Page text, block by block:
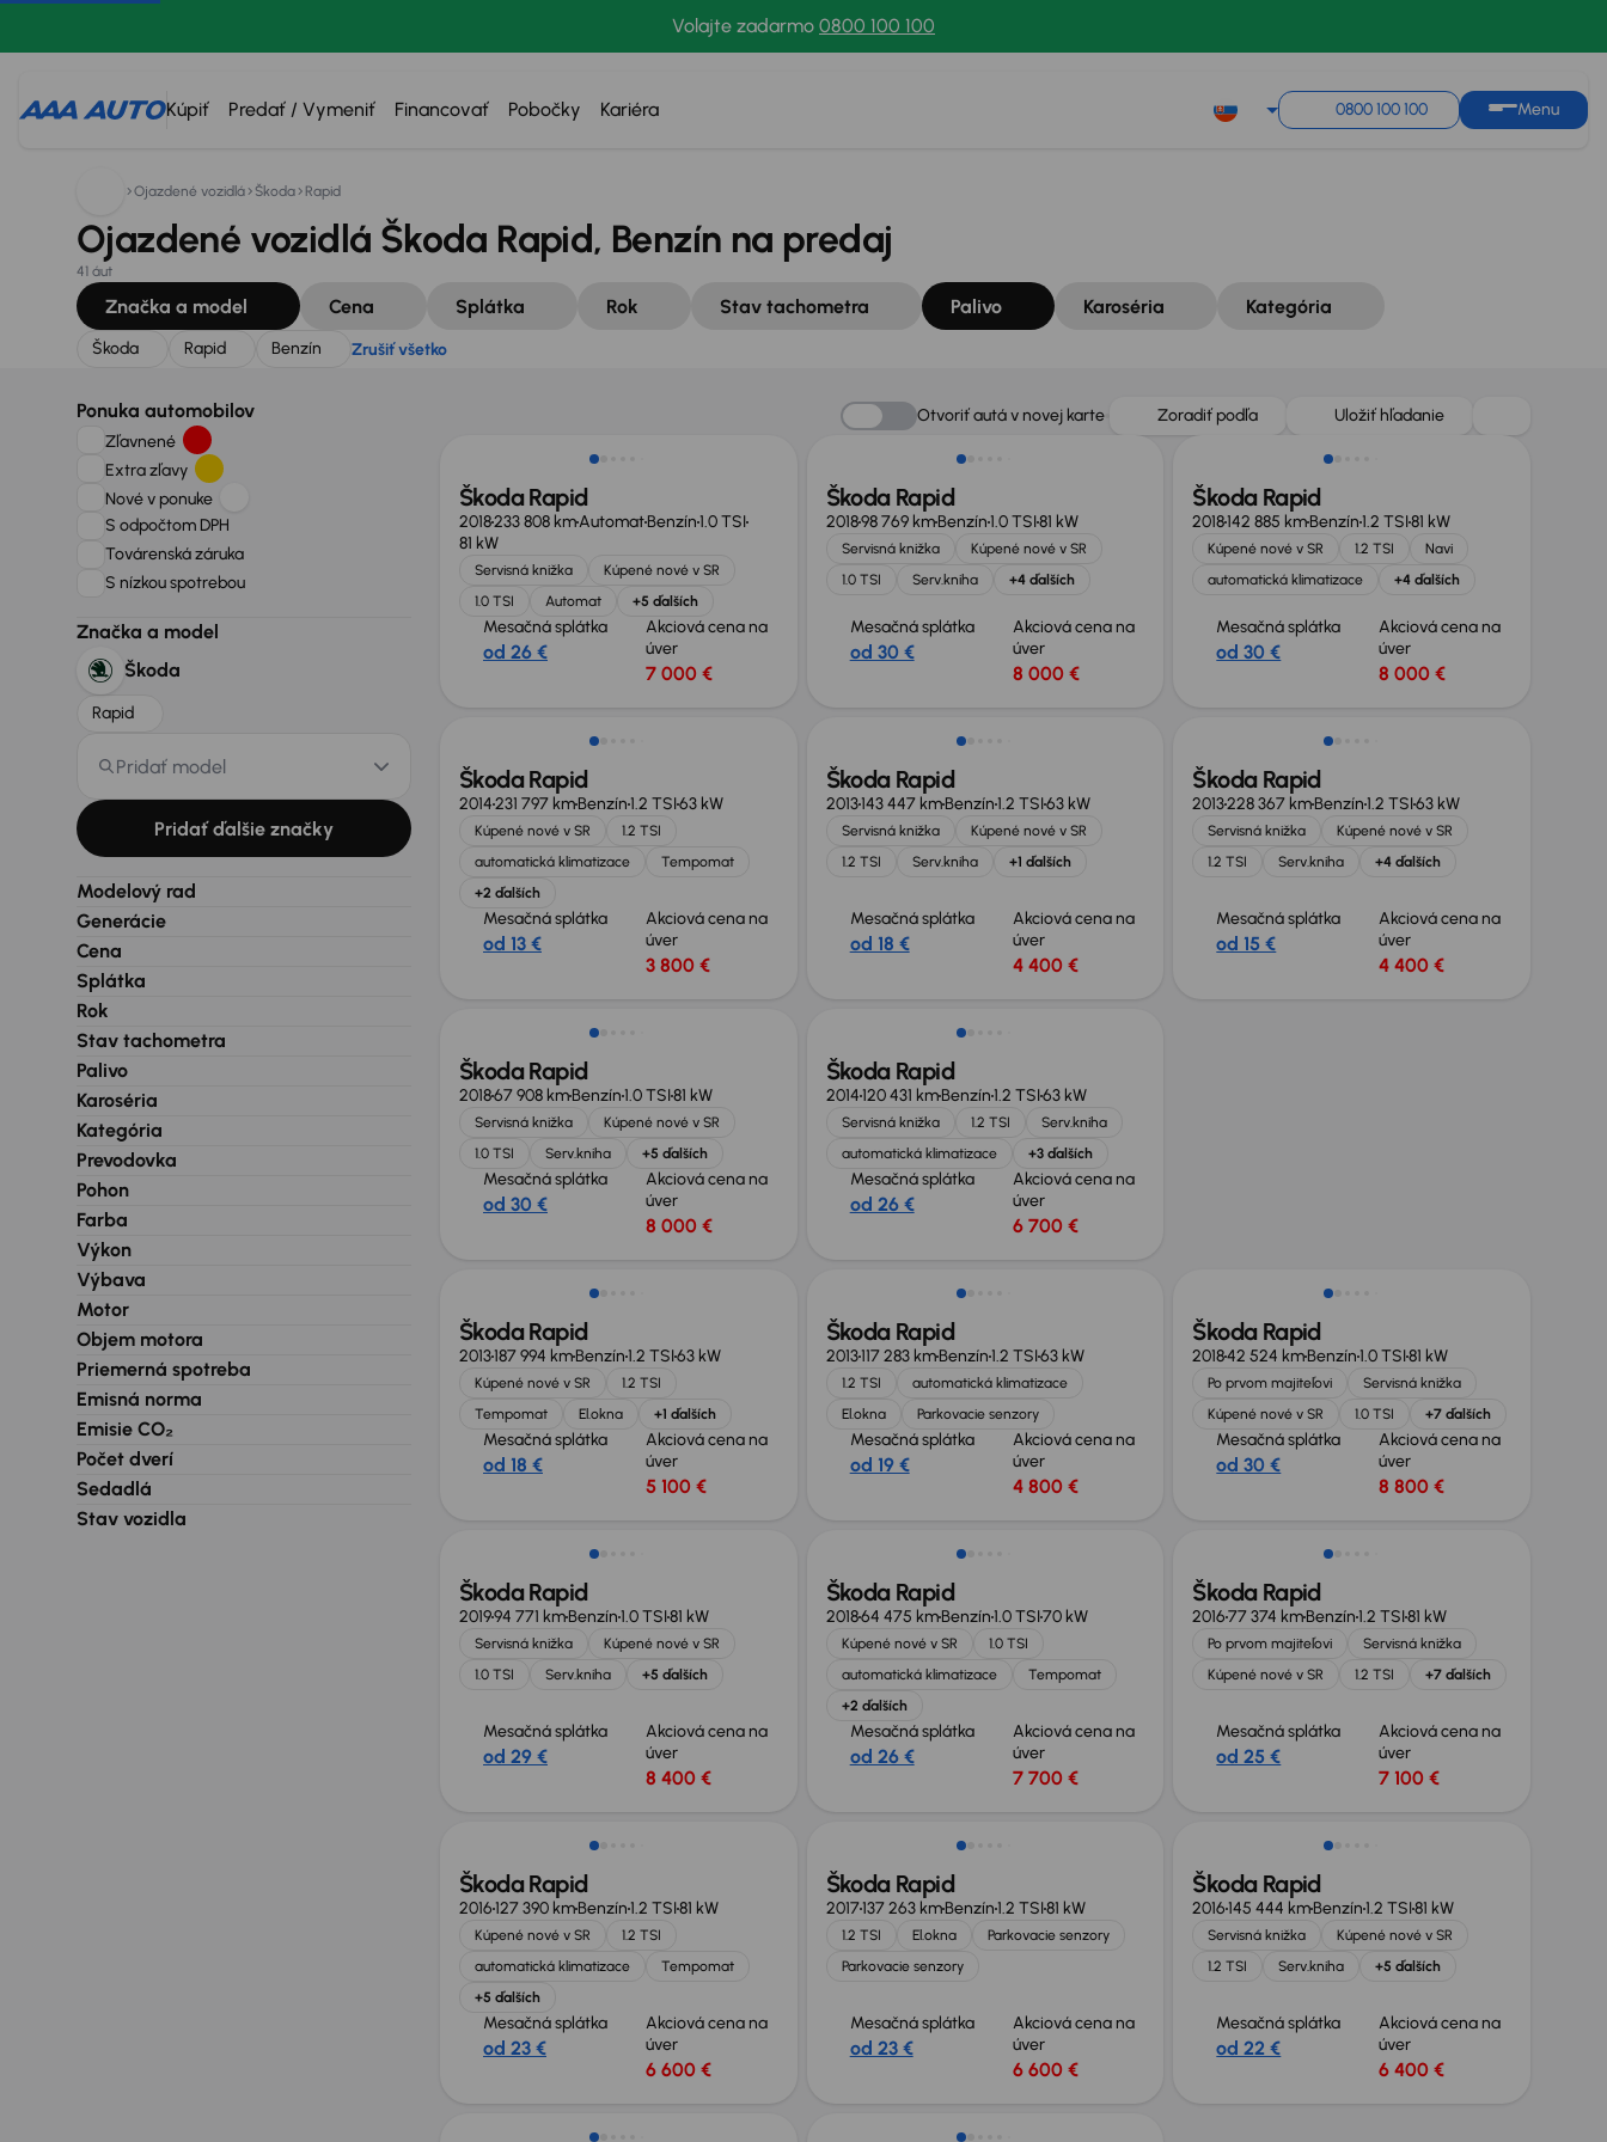
Volajte zadarmo 0800 100 100
Kúpiť Predať / Vymeniť Financovať Pobočky Kariéra 0800 100 100 Menu
Hľadáte: Zrušiť všetko
Ojazdené vozidlá Škoda Rapid
Ojazdené vozidlá Škoda Rapid, Benzín na predaj
41 áut
Značka a model Cena Splátka Rok Stav tachometra Palivo Karoséria Kategória
Škoda Rapid Benzín Zrušiť všetko
Ponuka automobilov
Zľavnené
Extra zľavy
Nové v ponuke
S odpočtom DPH
Továrenská záruka
S nízkou spotrebou
Značka a model
Škoda
Rapid
Pridať model
Pridať ďalšie značky
Modelový rad
Generácie
Cena
Splátka
Rok
Stav tachometra
Palivo
Karoséria
Kategória
Prevodovka
Pohon
Farba
Výkon
Výbava
Motor
Objem motora
Priemerná spotreba
Emisná norma
Emisie CO₂
Počet dverí
Sedadlá
Stav vozidla
Otvoriť autá v novej karte Zoradiť podľa Uložiť hľadanie
Škoda Rapid
2018233 808 kmAutomatBenzín1.0 TSI
81 kW
Servisná knižka
Kúpené nové v SR
1.0 TSI
Automat +5 ďalších
Mesačná splátka
od 26 €
Akciová cena na
úver
7 000 €
Škoda Rapid
201898 769 kmBenzín1.0 TSI81 kW
Servisná knižka
Kúpené nové v SR
1.0 TSI
Serv.kniha +4 ďalších
Mesačná splátka
od 30 €
Akciová cena na
úver
8 000 €
Škoda Rapid
2018142 885 kmBenzín1.2 TSI81 kW
Kúpené nové v SR 1.2 TSI
Navi
automatická klimatizace
+4 ďalších
Mesačná splátka
od 30 €
Akciová cena na
úver
8 000 €
Škoda Rapid
2014231 797 kmBenzín1.2 TSI63 kW
Kúpené nové v SR
1.2 TSI
automatická klimatizace
Tempomat
+2 ďalších
Mesačná splátka
od 13 €
Akciová cena na
úver
3 800 €
Škoda Rapid
2013143 447 kmBenzín1.2 TSI63 kW
Servisná knižka
Kúpené nové v SR
1.2 TSI
Serv.kniha +1 ďalších
Mesačná splátka
od 18 €
Akciová cena na
úver
4 400 €
Škoda Rapid
2013228 367 kmBenzín1.2 TSI63 kW
Servisná knižka
Kúpené nové v SR
1.2 TSI
Serv.kniha +4 ďalších
Mesačná splátka
od 15 €
Akciová cena na
úver
4 400 €
Škoda Rapid
201867 908 kmBenzín1.0 TSI81 kW
Servisná knižka
Kúpené nové v SR
1.0 TSI
Serv.kniha +5 ďalších
Mesačná splátka
od 30 €
Akciová cena na
úver
8 000 €
Škoda Rapid
2014120 431 kmBenzín1.2 TSI63 kW
Servisná knižka 1.2 TSI
Serv.kniha
automatická klimatizace
+3 ďalších
Mesačná splátka
od 26 €
Akciová cena na
úver
6 700 €
Škoda Rapid
2013187 994 kmBenzín1.2 TSI63 kW
Kúpené nové v SR
1.2 TSI
Tempomat
El.okna +1 ďalších
Mesačná splátka
od 18 €
Akciová cena na
úver
5 100 €
Škoda Rapid
2013117 283 kmBenzín1.2 TSI63 kW
1.2 TSI
automatická klimatizace
El.okna
Parkovacie senzory
Mesačná splátka
od 19 €
Akciová cena na
úver
4 800 €
Škoda Rapid
201842 524 kmBenzín1.0 TSI81 kW
Po prvom majiteľovi
Servisná knižka
Kúpené nové v SR
1.0 TSI +7 ďalších
Mesačná splátka
od 30 €
Akciová cena na
úver
8 800 €
Škoda Rapid
201994 771 kmBenzín1.0 TSI81 kW
Servisná knižka
Kúpené nové v SR
1.0 TSI
Serv.kniha +5 ďalších
Mesačná splátka
od 29 €
Akciová cena na
úver
8 400 €
Škoda Rapid
201864 475 kmBenzín1.0 TSI70 kW
Kúpené nové v SR
1.0 TSI
automatická klimatizace
Tempomat
+2 ďalších
Mesačná splátka
od 26 €
Akciová cena na
úver
7 700 €
Škoda Rapid
201677 374 kmBenzín1.2 TSI81 kW
Po prvom majiteľovi
Servisná knižka
Kúpené nové v SR
1.2 TSI +7 ďalších
Mesačná splátka
od 25 €
Akciová cena na
úver
7 100 €
Škoda Rapid
2016127 390 kmBenzín1.2 TSI81 kW
Kúpené nové v SR
1.2 TSI
automatická klimatizace
Tempomat
+5 ďalších
Mesačná splátka
od 23 €
Akciová cena na
úver
6 600 €
Škoda Rapid
2017137 263 kmBenzín1.2 TSI81 kW
1.2 TSI El.okna
Parkovacie senzory
Parkovacie senzory
Mesačná splátka
od 23 €
Akciová cena na
úver
6 600 €
Škoda Rapid
2016145 444 kmBenzín1.2 TSI81 kW
Servisná knižka
Kúpené nové v SR
1.2 TSI
Serv.kniha +5 ďalších
Mesačná splátka
od 22 €
Akciová cena na
úver
6 400 €